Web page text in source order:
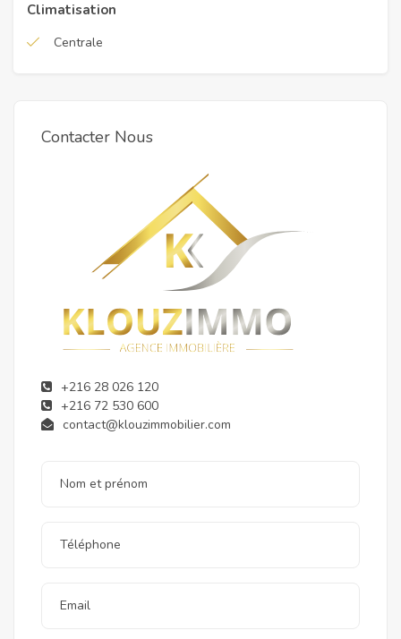
Climatisation
Centrale
Contacter Nous
+216 28 026 120
+216 72 530 600
contact@klouzimmobilier.com